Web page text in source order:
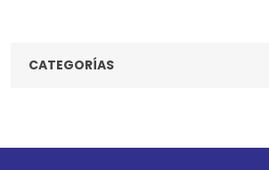
Agregar al carrito